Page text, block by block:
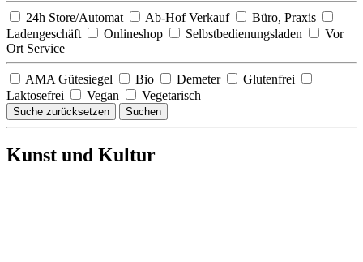
24h Store/Automat Ab-Hof Verkauf
Büro, Praxis
Ladengeschäft
Onlineshop Selbstbedienungsladen
Vor
Ort Service
AMA Gütesiegel Bio Demeter
Glutenfrei
Laktosefrei
Vegan Vegetarisch
Suche zurücksetzen Suchen
Kunst und Kultur